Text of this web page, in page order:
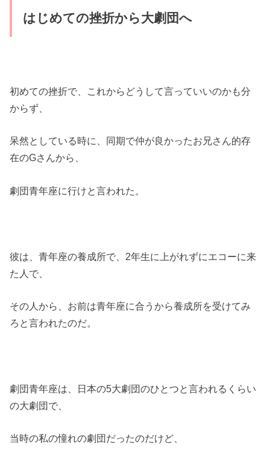
はじめての挫折から大劇団へ
初めての挫折で、これからどうして言っていいのかも分
からず、
呆然としている時に、同期で仲が良かったお兄さん的存
在のGさんから、
劇団青年座に行けと言われた。
彼は、青年座の養成所で、2年生に上がれずにエコーに来
た人で、
その人から、お前は青年座に合うから養成所を受けてみ
ろと言われたのだ。
劇団青年座は、日本の5大劇団のひとつと言われるくらい
の大劇団で、
当時の私の憧れの劇団だったのだけど、